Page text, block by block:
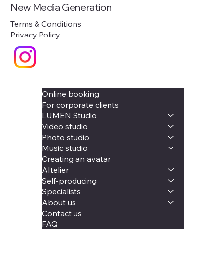
Online booking
For corporate clients
LUMEN Studio
Video studio
Photo studio
Music studio
Creating an avatar
AItelier
Self-producing
Specialists
About us
Contact us
FAQ
New Media Generation
Terms & Conditions
Privacy Policy